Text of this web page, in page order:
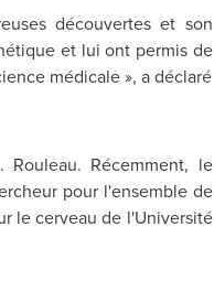
découvertes et son
et lui ont permis de
médicale », a déclaré
Rouleau. Récemment, le
pour l'ensemble de
le cerveau de l'Université